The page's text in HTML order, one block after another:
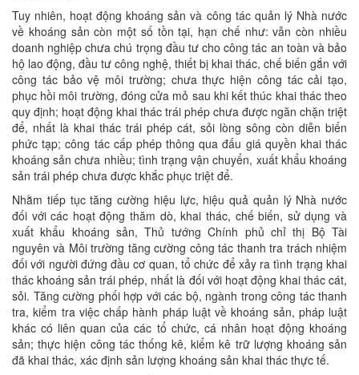
Tuy nhiên, hoạt động khoáng sản và công tác quản lý Nhà nước
về khoáng sản còn một số tồn tại, hạn chế như: vẫn còn nhiều
doanh nghiệp chưa chú trọng đầu tư cho công tác an toàn và bảo
hộ lao động, đầu tư công nghệ, thiết bị khai thác, chế biến gắn với
công tác bảo vệ môi trường; chưa thực hiện công tác cải tạo,
phục hồi môi trường, đóng cửa mỏ sau khi kết thúc khai thác theo
quy định; hoạt động khai thác trái phép chưa được ngăn chặn triệt
để, nhất là khai thác trái phép cát, sỏi lòng sông còn diễn biến
phức tạp; công tác cấp phép thông qua đấu giá quyền khai thác
khoáng sản chưa nhiều; tình trạng vận chuyển, xuất khẩu khoáng
sản trái phép chưa được khắc phục triệt để.
Nhằm tiếp tục tăng cường hiệu lực, hiệu quả quản lý Nhà nước
đối với các hoạt động thăm dò, khai thác, chế biến, sử dụng và
xuất khẩu khoáng sản, Thủ tướng Chính phủ chỉ thị Bộ Tài
nguyên và Môi trường tăng cường công tác thanh tra trách nhiệm
đối với người đứng đầu cơ quan, tổ chức để xảy ra tình trạng khai
thác khoáng sản trái phép, nhất là đối với hoạt động khai thác cát,
sỏi. Tăng cường phối hợp với các bộ, ngành trong công tác thanh
tra, kiểm tra việc chấp hành pháp luật về khoáng sản, pháp luật
khác có liên quan của các tổ chức, cá nhân hoạt động khoáng
sản; thực hiện công tác thống kê, kiểm kê trữ lượng khoáng sản
đã khai thác, xác định sản lượng khoáng sản khai thác thực tế.